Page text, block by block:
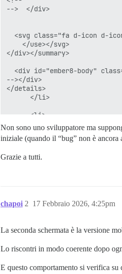
-->  </div>
<svg class="fa d-icon d-
    </use></svg>
</div></summary>
<div id="ember8-body"
--></div>
</details>
      </li>
      <li>
<details
<div title="Tags"
<!--
<!--
<svg class="fa d-icon d-
</div></summary>
Non sono uno sviluppatore ma
iniziale (quando il “bug” non è
Grazie a tutti.
chapoi 17 Febbraio 2026, 4:25pm
2
La seconda schermata è la versione
Lo riscontri in modo coerente dopo
E questo comportamento si verifica